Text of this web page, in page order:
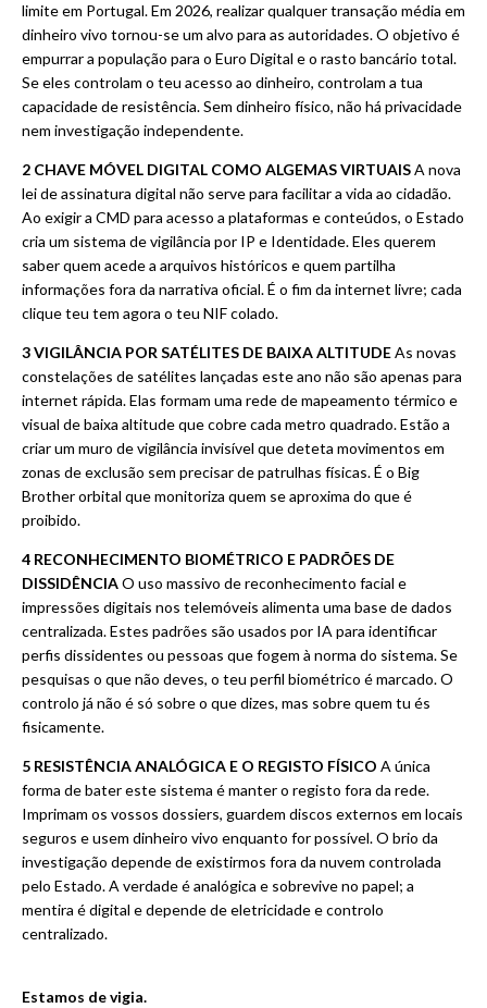
limite em Portugal. Em 2026, realizar qualquer transação média em
dinheiro vivo tornou-se um alvo para as autoridades. O objetivo é
empurrar a população para o Euro Digital e o rasto bancário total.
Se eles controlam o teu acesso ao dinheiro, controlam a tua
capacidade de resistência. Sem dinheiro físico, não há privacidade
nem investigação independente.
2 CHAVE MÓVEL DIGITAL COMO ALGEMAS VIRTUAISA nova
lei de assinatura digital não serve para facilitar a vida ao cidadão.
Ao exigir a CMD para acesso a plataformas e conteúdos, o Estado
cria um sistema de vigilância por IP e Identidade. Eles querem
saber quem acede a arquivos históricos e quem partilha
informações fora da narrativa oficial. É o fim da internet livre; cada
clique teu tem agora o teu NIF colado.
3 VIGILÂNCIA POR SATÉLITES DE BAIXA ALTITUDEAs novas
constelações de satélites lançadas este ano não são apenas para
internet rápida. Elas formam uma rede de mapeamento térmico e
visual de baixa altitude que cobre cada metro quadrado. Estão a
criar um muro de vigilância invisível que deteta movimentos em
zonas de exclusão sem precisar de patrulhas físicas. É o Big
Brother orbital que monitoriza quem se aproxima do que é
proibido.
4 RECONHECIMENTO BIOMÉTRICO E PADRÕES DE
DISSIDÊNCIAO uso massivo de reconhecimento facial e
impressões digitais nos telemóveis alimenta uma base de dados
centralizada. Estes padrões são usados por IA para identificar
perfis dissidentes ou pessoas que fogem à norma do sistema. Se
pesquisas o que não deves, o teu perfil biométrico é marcado. O
controlo já não é só sobre o que dizes, mas sobre quem tu és
fisicamente.
5 RESISTÊNCIA ANALÓGICA E O REGISTO FÍSICO A única
forma de bater este sistema é manter o registo fora da rede.
Imprimam os vossos dossiers, guardem discos externos em locais
seguros e usem dinheiro vivo enquanto for possível. O brio da
investigação depende de existirmos fora da nuvem controlada
pelo Estado. A verdade é analógica e sobrevive no papel; a
mentira é digital e depende de eletricidade e controlo
centralizado.
Estamos de vigia.